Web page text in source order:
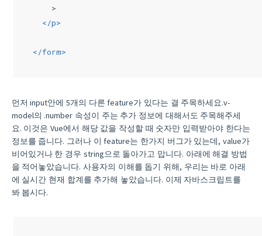
    >
</p>
</form>
먼저 input안에 5개의 다른 feature가 있다는 결 주목하세요.v-
model의 .number 속성이 주는 추가 정보에 대해서도 주목해주세
요. 이것은 Vue에서 해당 값을 작성할 때 숫자만 입력받아야 한다는
정보를 줍니다. 그러나 이 feature는 한가지 버그가 있는데, value가
비어있거나 한 경우 string으로 돌아가고 맙니다. 아래에 해결 방법
을 적어놓았습니다. 사용자의 이해를 돕기 위해, 우리는 바로 아래
에 실시간 현재 합계를 추가해 놓았습니다. 이제 자바스크립트를
봐 봅시다.